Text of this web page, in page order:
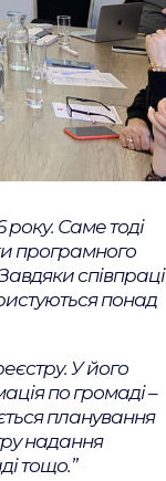
Саме тоді
програмного
співпраці
понад
У його
по громаді –
планування
надання
тощо.”